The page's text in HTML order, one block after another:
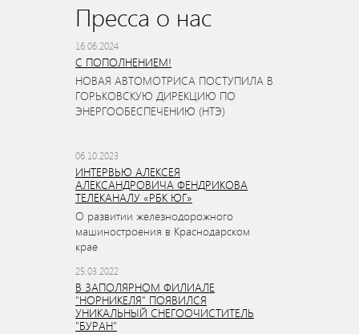
Пресса о нас
16.06.2024
С ПОПОЛНЕНИЕМ!
НОВАЯ АВТОМОТРИСА ПОСТУПИЛА В
ГОРЬКОВСКУЮ ДИРЕКЦИЮ ПО
ЭНЕРГООБЕСПЕЧЕНИЮ (НТЭ)
06.10.2023
ИНТЕРВЬЮ АЛЕКСЕЯ
АЛЕКСАНДРОВИЧА ФЕНДРИКОВА
ТЕЛЕКАНАЛУ «РБК ЮГ»
О развитии железнодорожного
машиностроения в Краснодарском
крае
25.03.2022
В ЗАПОЛЯРНОМ ФИЛИАЛЕ
"НОРНИКЕЛЯ" ПОЯВИЛСЯ
УНИКАЛЬНЫЙ СНЕГООЧИСТИТЕЛЬ
"БУРАН"